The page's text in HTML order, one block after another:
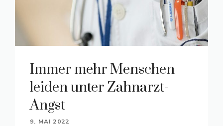
Immer mehr Menschen
leiden unter Zahnarzt-
Angst
9. MAI 2022